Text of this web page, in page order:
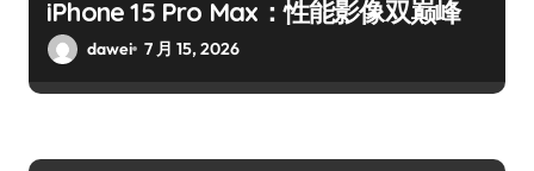
iPhone 15 Pro Max：性能影像双巅峰
dawei 7 月 15, 2026